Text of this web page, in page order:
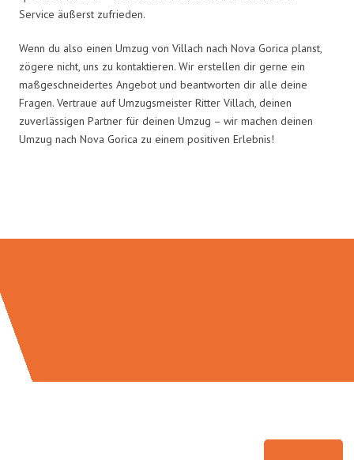
Service äußerst zufrieden.
Wenn du also einen Umzug von Villach nach Nova Gorica planst,
zögere nicht, uns zu kontaktieren. Wir erstellen dir gerne ein
maßgeschneidertes Angebot und beantworten dir alle deine
Fragen. Vertraue auf Umzugsmeister Ritter Villach, deinen
zuverlässigen Partner für deinen Umzug – wir machen deinen
Umzug nach Nova Gorica zu einem positiven Erlebnis!